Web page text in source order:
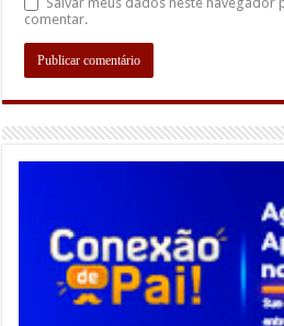
comentar.